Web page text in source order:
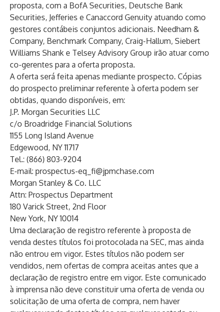
proposta, com a BofA Securities, Deutsche Bank
Securities, Jefferies e Canaccord Genuity atuando como
gestores contábeis conjuntos adicionais. Needham &
Company, Benchmark Company, Craig-Hallum, Siebert
Williams Shank e Telsey Advisory Group irão atuar como
co-gerentes para a oferta proposta.
A oferta será feita apenas mediante prospecto. Cópias
do prospecto preliminar referente à oferta podem ser
obtidas, quando disponíveis, em:
J.P. Morgan Securities LLC
c/o Broadridge Financial Solutions
1155 Long Island Avenue
Edgewood, NY 11717
Tel.: (866) 803-9204
E-mail: prospectus-eq_fi@jpmchase.com
Morgan Stanley & Co. LLC
Attn: Prospectus Department
180 Varick Street, 2nd Floor
New York, NY 10014
Uma declaração de registro referente à proposta de
venda destes títulos foi protocolada na SEC, mas ainda
não entrou em vigor. Estes títulos não podem ser
vendidos, nem ofertas de compra aceitas antes que a
declaração de registro entre em vigor. Este comunicado
à imprensa não deve constituir uma oferta de venda ou
solicitação de uma oferta de compra, nem haver